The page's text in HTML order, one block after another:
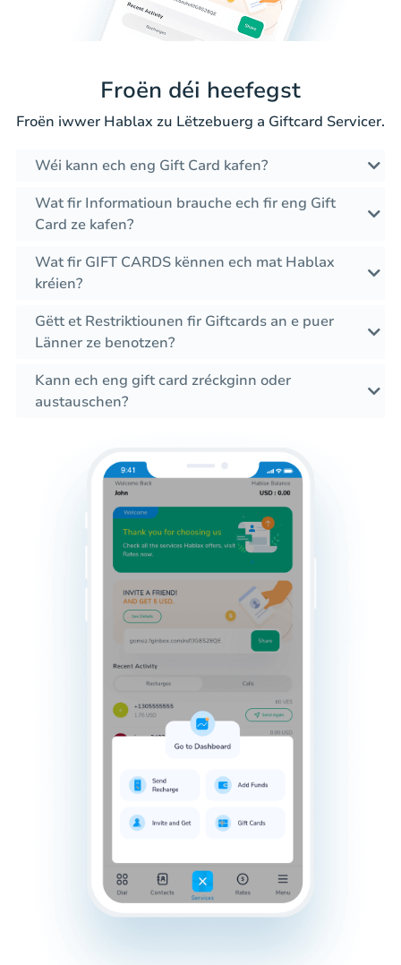
Froën déi heefegst
Froën iwwer Hablax zu Lëtzebuerg a Giftcard Servicer.
Wéi kann ech eng Gift Card kafen?
Wat fir Informatioun brauche ech fir eng Gift
Card ze kafen?
Wat fir GIFT CARDS kënnen ech mat Hablax
kréien?
Gëtt et Restriktiounen fir Giftcards an e puer
Länner ze benotzen?
Kann ech eng gift card zréckginn oder
austauschen?